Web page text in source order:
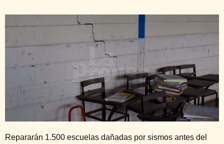
Repararán 1.500 escuelas dañadas por sismos antes del